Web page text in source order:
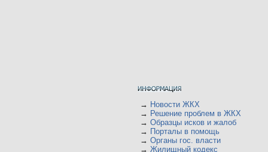
→ Новости ЖКХ
→ Решение проблем в ЖКХ
→ Образцы исков и жалоб
→ Порталы в помощь
→ Органы гос. власти
→ Жилищный кодекс